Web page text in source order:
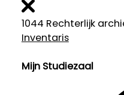
1044 Rechterlijk
Inventaris
Mijn Studiezaal